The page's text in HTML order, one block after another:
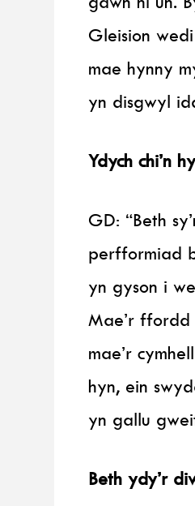
Gleision
mae hynny
yn disgwyl
Ydych chi’n
GD: “Beth
perfformiad
yn gyson i
Mae’r ffordd
mae’r
hyn, ein
yn gallu
Beth ydy’r